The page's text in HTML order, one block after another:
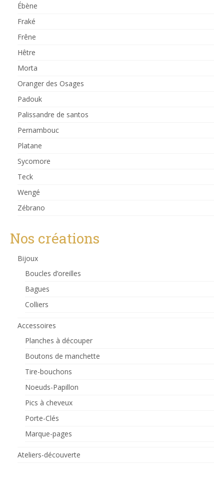
Ébène
Fraké
Frêne
Hêtre
Morta
Oranger des Osages
Padouk
Palissandre de santos
Pernambouc
Platane
Sycomore
Teck
Wengé
Zébrano
Nos créations
Bijoux
Boucles d’oreilles
Bagues
Colliers
Accessoires
Planches à découper
Boutons de manchette
Tire-bouchons
Noeuds-Papillon
Pics à cheveux
Porte-Clés
Marque-pages
Ateliers-découverte